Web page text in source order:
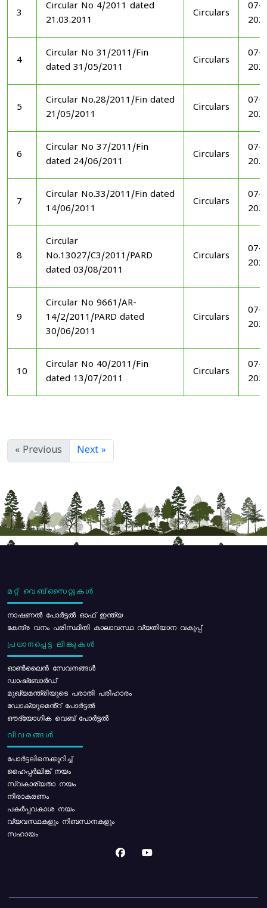
3
Circular No 4/2011 dated
21.03.2011
Circulars
07-
4
Circular No 31/2011/Fin
dated 31/05/2011
Circulars
07-
5
Circular No.28/2011/Fin dated
21/05/2011
Circulars
07-
6
Circular No 37/2011/Fin
dated 24/06/2011
Circulars
07-
7
Circular No.33/2011/Fin dated
14/06/2011
Circulars
07-
8
Circular
No.13027/C3/2011/PARD
dated 03/08/2011
Circulars
07-
9
Circular No 9661/AR-
14/2/2011/PARD dated
30/06/2011
Circulars
07-
10
Circular No 40/2011/Fin
dated 13/07/2011
Circulars
07-
« Previous Next »
മറ്റ് വെബ്സൈറ്റുകൾ
നാഷണൽ പോർട്ടൽ ഓഫ് ഇന്ത്യ
കേന്ദ്ര വനം പരിസ്ഥിതി കാലാവസ്ഥ വ്യതിയാന വകുപ്പ്
പ്രധാനപ്പെട്ട ലിങ്കുകൾ
ഓൺലൈൻ സേവനങ്ങൾ
ഡാഷ്ബോർഡ്
മുഖ്യമന്ത്രിയുടെ പരാതി പരിഹാരം
ഡോക്യുമെൻ്റ് പോർട്ടൽ
ഔദ്യോഗിക വെബ് പോർട്ടൽ
വിവരങ്ങൾ
പോര്‍ട്ടലിനെക്കുറിച്ച്
ഹൈപ്പർലിങ്ക് നയം
സ്വകാര്യതാ നയം
നിരാകരണം
പകർപ്പവകാശ നയം
വ്യവസ്ഥകളും നിബന്ധനകളും
സഹായം